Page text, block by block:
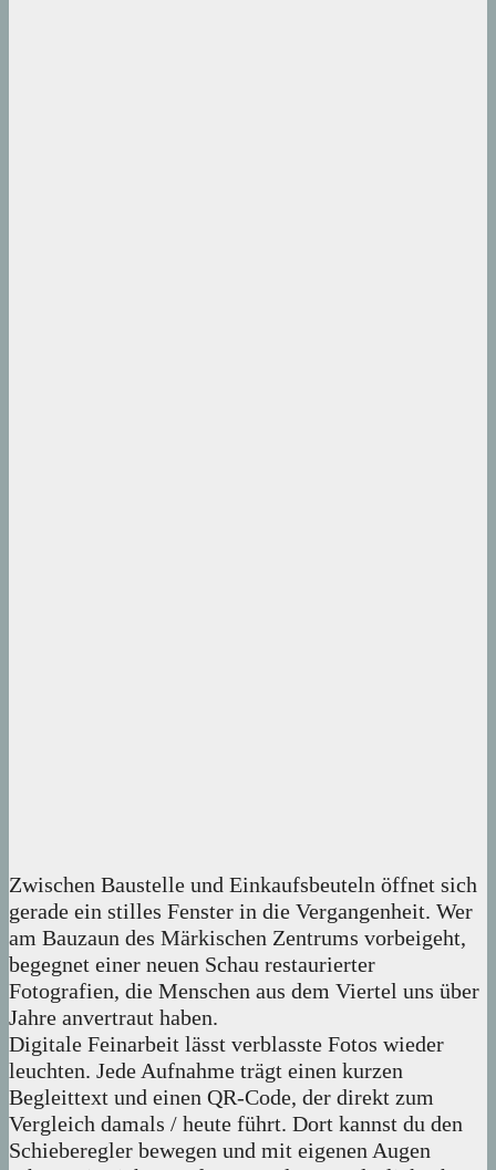
Zwischen Baustelle und Einkaufsbeuteln öffnet sich
gerade ein stilles Fenster in die Vergangenheit. Wer
am Bauzaun des Märkischen Zentrums vorbeigeht,
begegnet einer neuen Schau restaurierter
Fotografien, die Menschen aus dem Viertel uns über
Jahre anvertraut haben.
Digitale Feinarbeit lässt verblasste Fotos wieder
leuchten. Jede Aufnahme trägt einen kurzen
Begleittext und einen QR-Code, der direkt zum
Vergleich damals / heute führt. Dort kannst du den
Schieberegler bewegen und mit eigenen Augen